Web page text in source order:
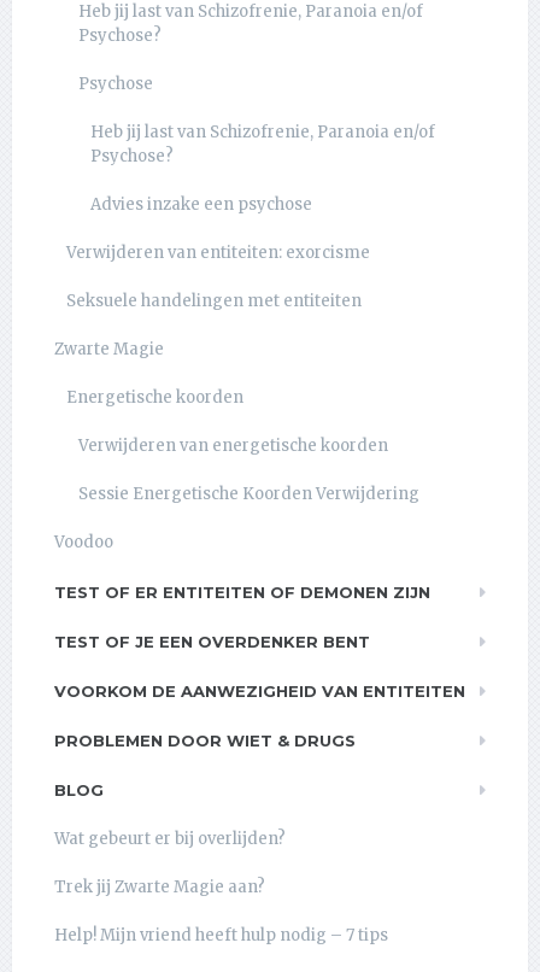
Heb jij last van Schizofrenie, Paranoia en/of
Psychose?
Psychose
Heb jij last van Schizofrenie, Paranoia en/of
Psychose?
Advies inzake een psychose
Verwijderen van entiteiten: exorcisme
Seksuele handelingen met entiteiten
Zwarte Magie
Energetische koorden
Verwijderen van energetische koorden
Sessie Energetische Koorden Verwijdering
Voodoo
TEST OF ER ENTITEITEN OF DEMONEN ZIJN
TEST OF JE EEN OVERDENKER BENT
VOORKOM DE AANWEZIGHEID VAN ENTITEITEN
PROBLEMEN DOOR WIET & DRUGS
BLOG
Wat gebeurt er bij overlijden?
Trek jij Zwarte Magie aan?
Help! Mijn vriend heeft hulp nodig – 7 tips